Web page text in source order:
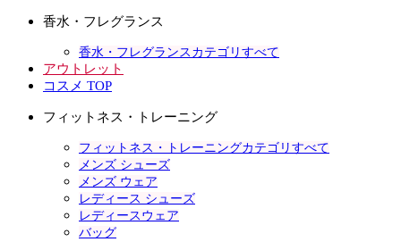
香水・フレグランス
香水・フレグランスカテゴリすべて
アウトレット
コスメ TOP
フィットネス・トレーニング
フィットネス・トレーニングカテゴリすべて
メンズ シューズ
メンズ ウェア
レディース シューズ
レディースウェア
バッグ